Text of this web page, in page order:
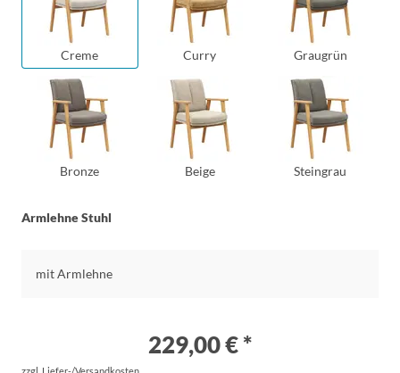
Creme Curry Graugrün
Bronze Beige Steingrau
Armlehne Stuhl
mit Armlehne
229,00 € *